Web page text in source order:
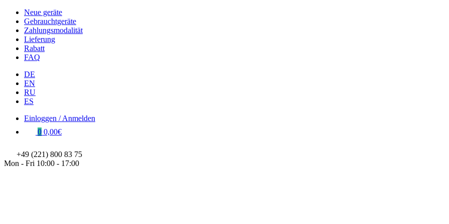
Neue geräte
Gebrauchtgeräte
Zahlungsmodalität
Lieferung
Rabatt
FAQ
DE
EN
RU
ES
Einloggen / Anmelden
0 0,00€
+49 (221) 800 83 75
Mon - Fri 10:00 - 17:00